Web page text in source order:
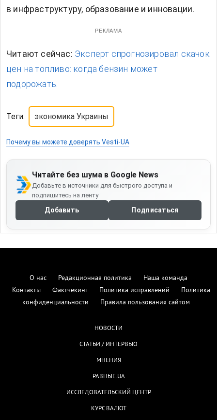
в инфраструктуру, образование и инновации.
РЕКЛАМА
Читают сейчас: Эксперт спрогнозировал скачок
цен на топливо: когда бензин может
подорожать.
Теги: экономика Украины
Почему вы можете доверять Vesti-UA
Читайте без шума в Google News
Добавьте в источники для быстрого доступа и
подпишитесь на ленту
Добавить Подписаться
О нас Редакционная политика
Наша команда
Контакты
Фактчекинг Политика исправлений
Политика
конфиденциальности
Правила пользования сайтом
НОВОСТИ
СТАТЬИ / ИНТЕРВЬЮ
МНЕНИЯ
РАВНЫЕ.UA
ИССЛЕДОВАТЕЛЬСКИЙ ЦЕНТР
КУРС ВАЛЮТ